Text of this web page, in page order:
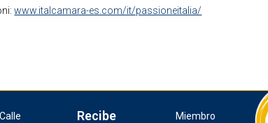
www.italcamara-es.com/it/passioneitalia/
Calle
Recibe
Miembro